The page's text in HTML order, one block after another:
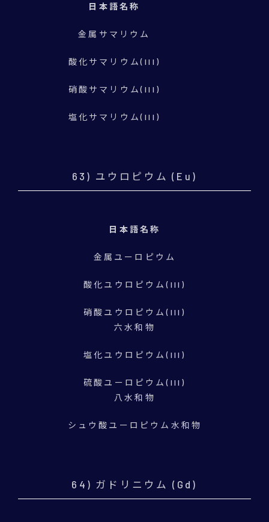
日本語名称
金属サマリウム
酸化サマリウム(III)
硝酸サマリウム(III)
塩化サマリウム(III)
63) ユウロピウム (Eu)
日本語名称
金属ユーロピウム
酸化ユウロピウム(III)
硝酸ユウロピウム(III)
六水和物
塩化ユウロピウム(III)
硫酸ユーロピウム(III)
八水和物
シュウ酸ユーロピウム水和物
64) ガドリニウム (Gd)